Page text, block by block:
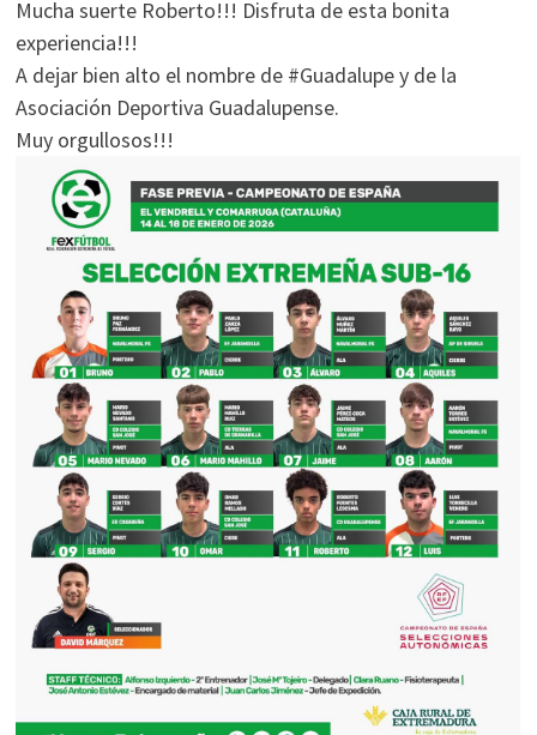
Mucha suerte Roberto!!! Disfruta de esta bonita
experiencia!!!
A dejar bien alto el nombre de #Guadalupe y de la
Asociación Deportiva Guadalupense.
Muy orgullosos!!!